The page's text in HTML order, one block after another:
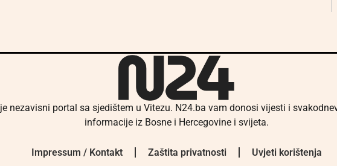
je nezavisni portal sa sjedištem u Vitezu. N24.ba vam donosi vijesti i
informacije iz Bosne i Hercegovine i svijeta.
Impressum / Kontakt Zaštita privatnosti Uvjeti korištenja